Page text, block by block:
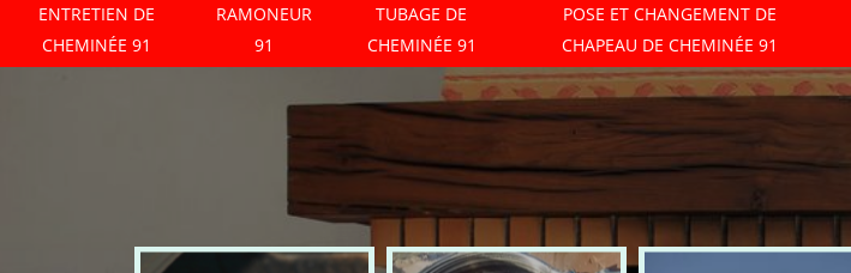
ENTRETIEN DE
CHEMINÉE 91
RAMONEUR
91
TUBAGE DE
CHEMINÉE 91
POSE ET CHANGEMENT DE
CHAPEAU DE CHEMINÉE 91